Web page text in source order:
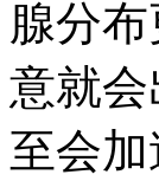
腺分
意就
至会加